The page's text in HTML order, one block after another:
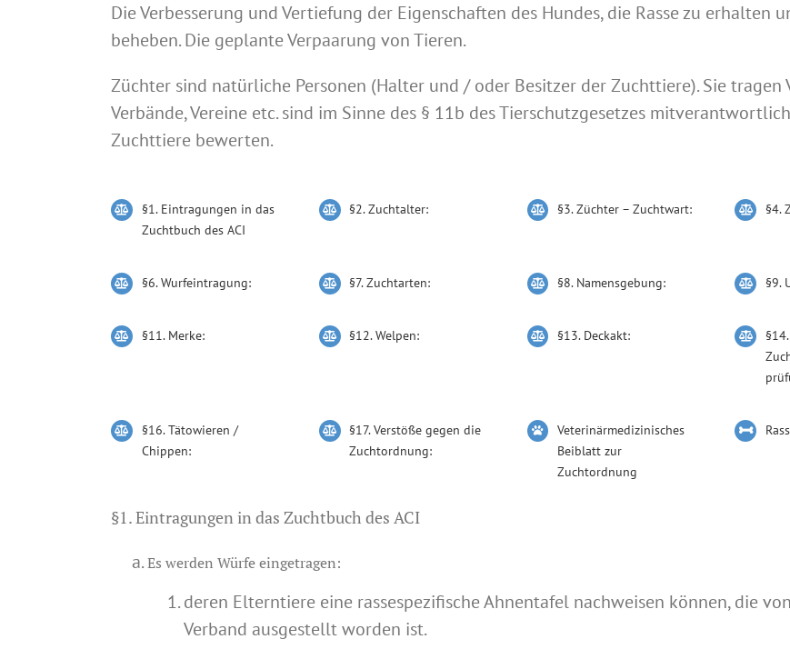
Die Verbesserung und Vertiefung der Eigenschaften des Hundes, die Rasse zu erhalten
beheben. Die geplante Verpaarung von Tieren.
Züchter sind natürliche Personen (Halter und / oder Besitzer der Zuchttiere). Sie
Verbände, Vereine etc. sind im Sinne des § 11b des Tierschutzgesetzes
Zuchttiere bewerten.
§1. Eintragungen in das
Zuchtbuch des ACI
§2. Zuchtalter: §3. Züchter – Zuchtwart: §4.
§6. Wurfeintragung: §7. Zuchtarten: §8. Namensgebung: §9.
§11. Merke: §12. Welpen: §13. Deckakt:
§16. Tätowieren /
Chippen:
§17. Verstöße gegen die
Zuchtordnung:
Veterinärmedizinisches
Beiblatt zur
Zuchtordnung
§1. Eintragungen in das Zuchtbuch des ACI
Es werden Würfe eingetragen:
deren Elterntiere eine rassespezifische Ahnentafel nachweisen können, die
Verband ausgestellt worden ist.